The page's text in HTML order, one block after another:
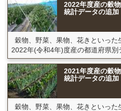
2022年度産の穀
統計データの追加
穀物、野菜、果物、花きといった
2022年(令和4年)度産の都道府県別
2021年度産の穀
統計データの追加
穀物、野菜、果物、花きといった